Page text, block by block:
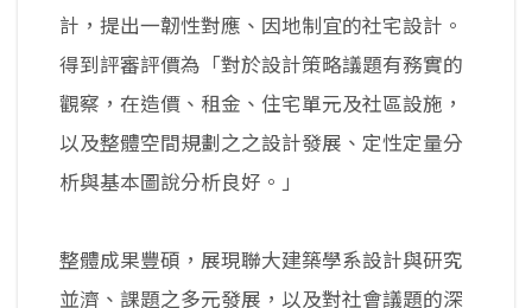
計，提出一韌性對應、因地制宜的社宅設計。
得到評審評價為「對於設計策略議題有務實的
觀察，在造價、租金、住宅單元及社區設施，
以及整體空間規劃之之設計發展、定性定量分
析與基本圖說分析良好。」
整體成果豐碩，展現聯大建築學系設計與研究
並濟、課題之多元發展，以及對社會議題的深